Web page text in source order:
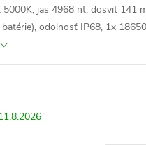
jas 4968 nt, dosvit 141
odolnosť IP68, 1x